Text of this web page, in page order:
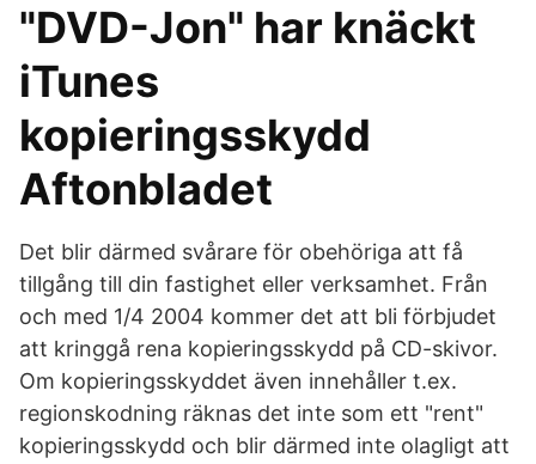
"DVD-Jon" har knäckt
iTunes
kopieringsskydd
Aftonbladet
Det blir därmed svårare för obehöriga att få
tillgång till din fastighet eller verksamhet. Från
och med 1/4 2004 kommer det att bli förbjudet
att kringgå rena kopieringsskydd på CD-skivor.
Om kopieringsskyddet även innehåller t.ex.
regionskodning räknas det inte som ett "rent"
kopieringsskydd och blir därmed inte olagligt att